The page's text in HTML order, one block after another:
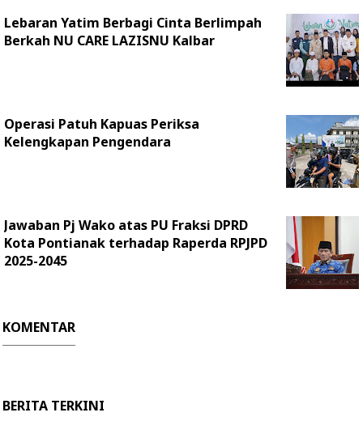
Lebaran Yatim Berbagi Cinta Berlimpah
Berkah NU CARE LAZISNU Kalbar
Operasi Patuh Kapuas Periksa
Kelengkapan Pengendara
Jawaban Pj Wako atas PU Fraksi DPRD
Kota Pontianak terhadap Raperda RPJPD
2025-2045
KOMENTAR
BERITA TERKINI